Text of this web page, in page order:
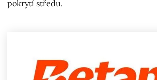
pokrytí středu.